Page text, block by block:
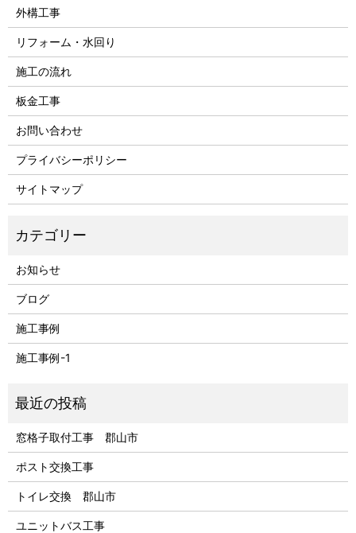
外構工事
リフォーム・水回り
施工の流れ
板金工事
お問い合わせ
プライバシーポリシー
サイトマップ
お知らせ
ブログ
施工事例
施工事例-1
窓格子取付工事 郡山市
ポスト交換工事
トイレ交換 郡山市
ユニットバス工事